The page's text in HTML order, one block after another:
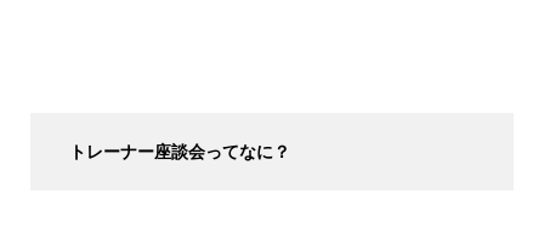
トレーナー座談会ってなに？